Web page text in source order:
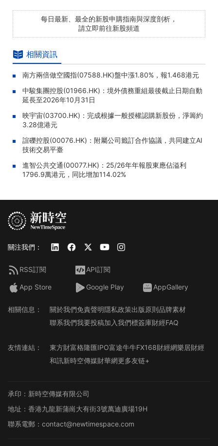
每日最新、最全的新股申購指南與深度剖析，
請立即前往新股頻道
相關資訊
南方兩倍做空國指(07588.HK)盤中漲1.80%，報1.468港元
中駿集團控股(01966.HK)：境外債務重組最後截止日期自動
延長至2026年10月31日
映宇宙(03700.HK)：完成根據一般授權認購新股份，淨籌約
3.28億港元
誼礫控股(00076.HK)：附屬公司籤訂合作協議，共同建立AI
技術交易平臺
進智公共交通(00077.HK)：25/26年年報股東應佔溢利
1796.9萬港元，同比增加114.02%
關注我們：
RSS訂閱 API訂閱
App Store Google Play AppGallery
相關信息： 關於我們免責聲明隱私政策出版原則品牌素材
聯系我們我要投稿加入我們標簽庫財經FAQ
友情連結： 東方財富格隆匯IPO富途牛牛FX168財經網樂居財經
和訊新時空傳媒財華網更多友链+
承印：新時空傳媒有限公司
地址：香港九龍新蒲崗大有街3號萬迪廣場19H
聯系電郵：contact@newtimespace.com